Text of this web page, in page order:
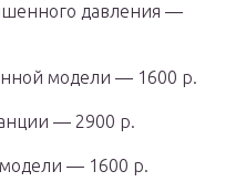
давления —
модели — 1600 р.
— 2900 р.
— 1600 р.